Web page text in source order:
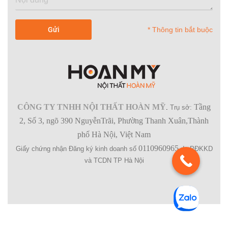
* Thông tin bắt buộc
CÔNG TY TNHH NỘI THẤT HOÀN MỸ. Trụ sở: Tầng
2, Số 3, ngõ 390 NguyễnTrãi, Phường Thanh Xuân,Thành
phố Hà Nội, Việt Nam
Giấy chứng nhận Đăng ký kinh doanh số 0110960965do PĐKKD
và TCDN TP Hà Nội